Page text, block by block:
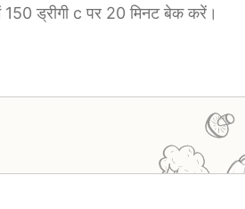
ड्रीगी c पर 20 मिनट बेक करें।